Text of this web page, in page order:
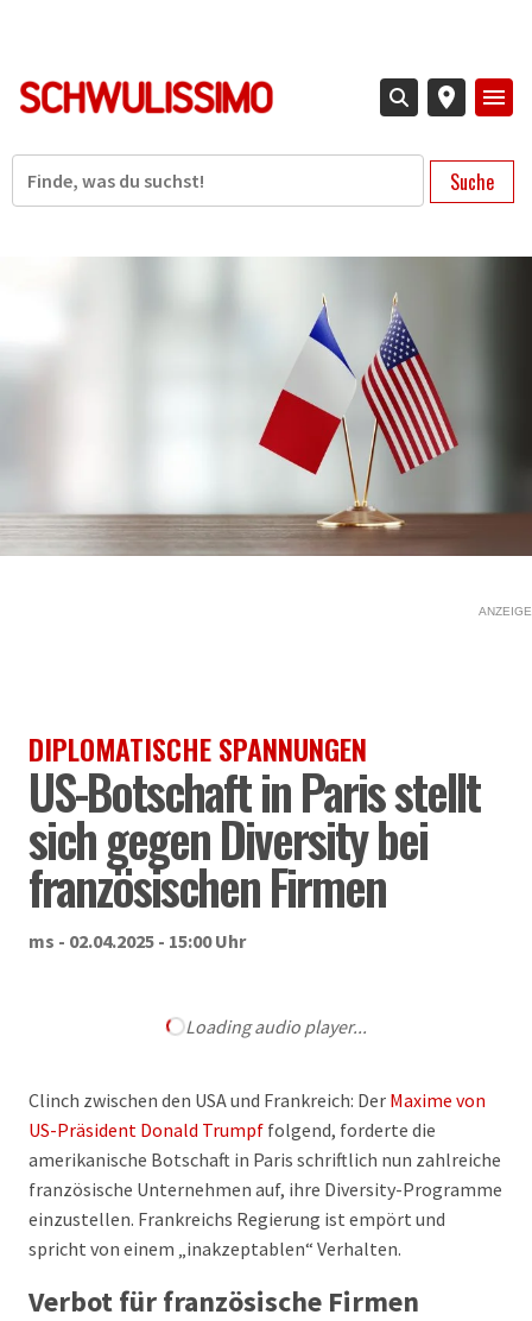
Suche
ANZEIGE
DIPLOMATISCHE SPANNUNGEN
US-Botschaft in Paris stellt
sich gegen Diversity bei
französischen Firmen
ms - 02.04.2025 - 15:00 Uhr
Loading audio player...
Clinch zwischen den USA und Frankreich: Der Maxime von
US-Präsident Donald Trumpf folgend, forderte die
amerikanische Botschaft in Paris schriftlich nun zahlreiche
französische Unternehmen auf, ihre Diversity-Programme
einzustellen. Frankreichs Regierung ist empört und
spricht von einem „inakzeptablen“ Verhalten.
Verbot für französische Firmen